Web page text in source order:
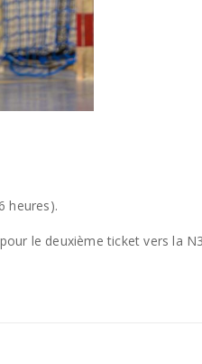
heures).
le deuxième ticket vers la